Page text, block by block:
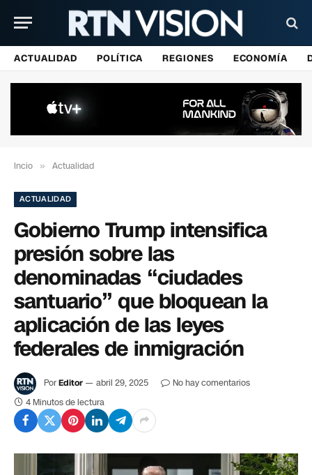
ACTUALIDAD POLÍTICA REGIONES ECONOMÍA
Incio » Actualidad
ACTUALIDAD
Gobierno Trump intensifica
presión sobre las
denominadas “ciudades
santuario” que bloquean la
aplicación de las leyes
federales de inmigración
PorEditor abril 29, 2025
No hay comentarios
4 Minutos de lectura